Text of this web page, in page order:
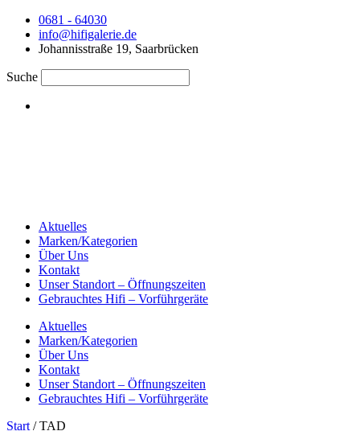
0681 - 64030
info@hifigalerie.de
Johannisstraße 19, Saarbrücken
Suche
Aktuelles
Marken/Kategorien
Über Uns
Kontakt
Unser Standort – Öffnungszeiten
Gebrauchtes Hifi – Vorführgeräte
Aktuelles
Marken/Kategorien
Über Uns
Kontakt
Unser Standort – Öffnungszeiten
Gebrauchtes Hifi – Vorführgeräte
Start / TAD